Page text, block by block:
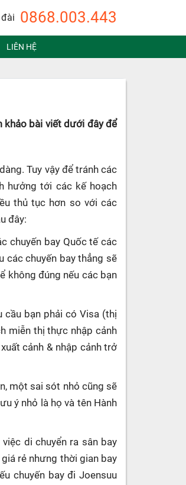
0868.003.443
LIÊN HỆ
khảo bài viết dưới đây để
Tuy vậy để tránh các
hưởng tới các kế hoạch
thủ tục hơn so với các
đây:
chuyến bay Quốc tế các
các chuyến bay thẳng sẽ
không đúng nếu các bạn
cầu bạn phải có Visa (thị
miễn thị thực nhập cảnh
cảnh & nhập cảnh trở
một sai sót nhỏ cũng sẽ
ý nhỏ là họ và tên Hành
di chuyển ra sân bay
rẻ nhưng thời gian bay
chuyến bay đi Joensuu